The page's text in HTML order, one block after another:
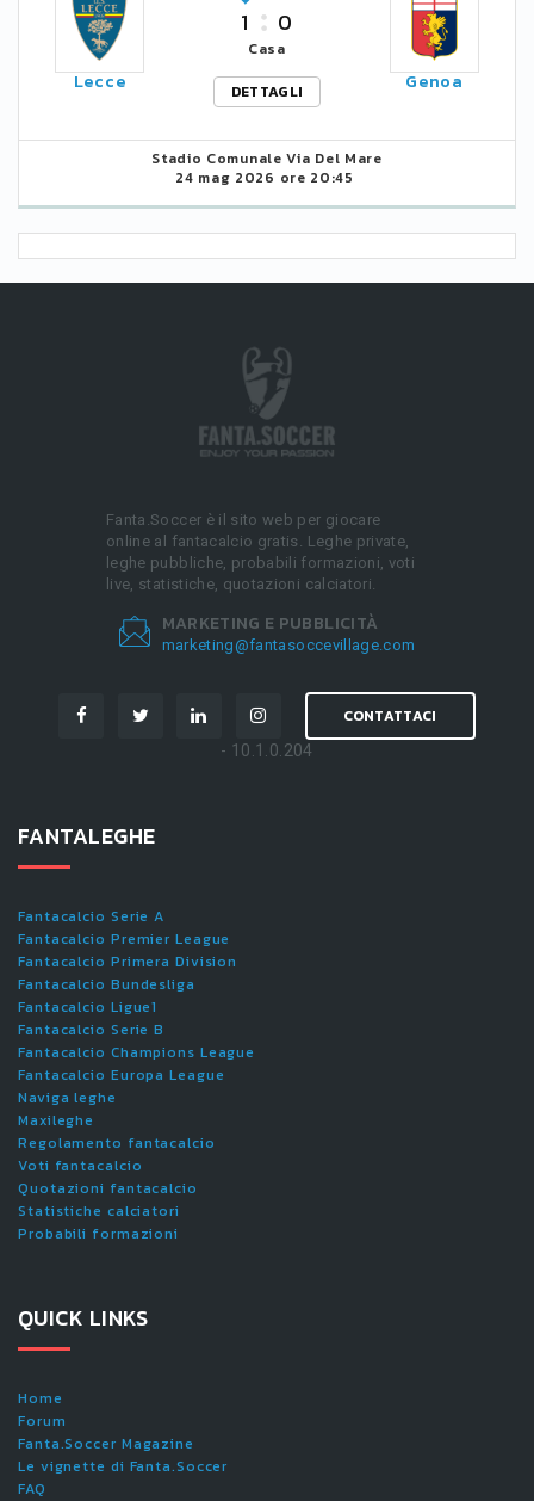
Lecce
1 0
Casa
DETTAGLI
Genoa
Stadio Comunale Via Del Mare
24 mag 2026 ore 20:45
Fanta.Soccer è il sito web per giocare
online al fantacalcio gratis. Leghe private,
leghe pubbliche, probabili formazioni, voti
live, statistiche, quotazioni calciatori.
MARKETING E PUBBLICITÀ
marketing@fantasoccevillage.com
CONTATTACI
- 10.1.0.204
FANTALEGHE
Fantacalcio Serie A
Fantacalcio Premier League
Fantacalcio Primera Division
Fantacalcio Bundesliga
Fantacalcio Ligue1
Fantacalcio Serie B
Fantacalcio Champions League
Fantacalcio Europa League
Naviga leghe
Maxileghe
Regolamento fantacalcio
Voti fantacalcio
Quotazioni fantacalcio
Statistiche calciatori
Probabili formazioni
QUICK LINKS
Home
Forum
Fanta.Soccer Magazine
Le vignette di Fanta.Soccer
FAQ